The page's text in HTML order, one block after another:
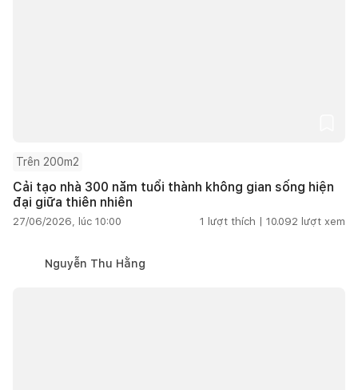
Trên 200m2
Cải tạo nhà 300 năm tuổi thành không gian sống hiện
đại giữa thiên nhiên
27/06/2026, lúc 10:00 1 lượt thích | 10.092 lượt xem
Nguyễn Thu Hằng